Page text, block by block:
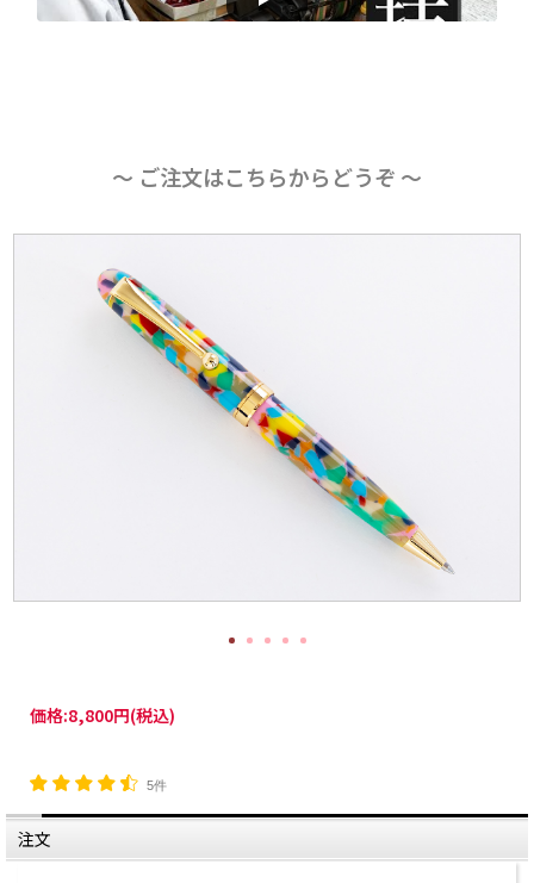
〜 ご注文はこちらからどうぞ 〜
価格:8,800円(税込)
5件
注文